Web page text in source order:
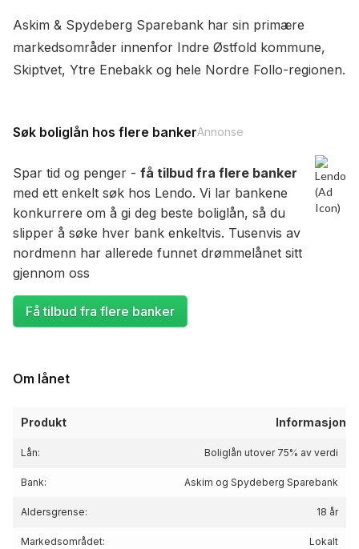
Askim & Spydeberg Sparebank har sin primære
markedsområder innenfor Indre Østfold kommune,
Skiptvet, Ytre Enebakk og hele Nordre Follo-regionen.
Søk boliglån hos flere bankerAnnonse
Spar tid og penger - få tilbud fra flere banker
med ett enkelt søk hos Lendo. Vi lar bankene
konkurrere om å gi deg beste boliglån, så du
slipper å søke hver bank enkeltvis. Tusenvis av
nordmenn har allerede funnet drømmelånet sitt
gjennom oss
Få tilbud fra flere banker
Om lånet
Produkt Informasjon
Lån: Boliglån utover 75% av verdi
Bank: Askim og Spydeberg Sparebank
Aldersgrense: 18 år
Markedsområdet: Lokalt